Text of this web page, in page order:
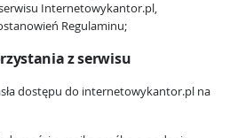
Internetowykantor.pl,
Regulaminu;
z serwisu
dostępu do internetowykantor.pl na